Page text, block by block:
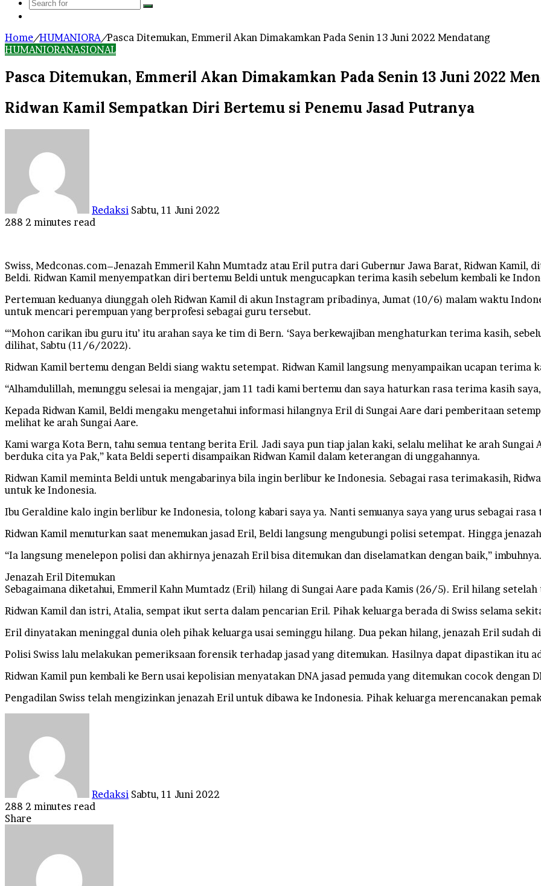
Search
Home/HUMANIORA/Pasca Ditemukan, Emmeril Akan Dimakamkan Pada Senin 13 Juni 2022 Mendatang
HUMANIORANASIONAL
Pasca Ditemukan, Emmeril Akan Dimakamkan Pada Senin 13 Juni 2022
Ridwan Kamil Sempatkan Diri Bertemu si Penemu Jasad Putranya
Redaksi Sabtu, 11 Juni 2022
288 2 minutes read
Swiss, Medconas.com–Jenazah Emmeril Kahn Mumtadz atau Eril putra dari Gubernur Jawa Barat, Ridwan Kamil,
Beldi. Ridwan Kamil menyempatkan diri bertemu Beldi untuk mengucapkan terima kasih sebelum kembali ke
Pertemuan keduanya diunggah oleh Ridwan Kamil di akun Instagram pribadinya, Jumat (10/6) malam waktu
untuk mencari perempuan yang berprofesi sebagai guru tersebut.
“‘Mohon carikan ibu guru itu’ itu arahan saya ke tim di Bern. ‘Saya berkewajiban menghaturkan terima kasih,
dilihat, Sabtu (11/6/2022).
Ridwan Kamil bertemu dengan Beldi siang waktu setempat. Ridwan Kamil langsung menyampaikan ucapan terima
“Alhamdulillah, menunggu selesai ia mengajar, jam 11 tadi kami bertemu dan saya haturkan rasa terima kasih
Kepada Ridwan Kamil, Beldi mengaku mengetahui informasi hilangnya Eril di Sungai Aare dari pemberitaan
melihat ke arah Sungai Aare.
Kami warga Kota Bern, tahu semua tentang berita Eril. Jadi saya pun tiap jalan kaki, selalu melihat ke arah Sungai
berduka cita ya Pak,” kata Beldi seperti disampaikan Ridwan Kamil dalam keterangan di unggahannya.
Ridwan Kamil meminta Beldi untuk mengabarinya bila ingin berlibur ke Indonesia. Sebagai rasa terimakasih,
untuk ke Indonesia.
Ibu Geraldine kalo ingin berlibur ke Indonesia, tolong kabari saya ya. Nanti semuanya saya yang urus sebagai
Ridwan Kamil menuturkan saat menemukan jasad Eril, Beldi langsung mengubungi polisi setempat. Hingga
“Ia langsung menelepon polisi dan akhirnya jenazah Eril bisa ditemukan dan diselamatkan dengan baik,” imbuhnya.
Jenazah Eril Ditemukan
Sebagaimana diketahui, Emmeril Kahn Mumtadz (Eril) hilang di Sungai Aare pada Kamis (26/5). Eril hilang
Ridwan Kamil dan istri, Atalia, sempat ikut serta dalam pencarian Eril. Pihak keluarga berada di Swiss selama
Eril dinyatakan meninggal dunia oleh pihak keluarga usai seminggu hilang. Dua pekan hilang, jenazah Eril sudah
Polisi Swiss lalu melakukan pemeriksaan forensik terhadap jasad yang ditemukan. Hasilnya dapat dipastikan itu
Ridwan Kamil pun kembali ke Bern usai kepolisian menyatakan DNA jasad pemuda yang ditemukan cocok dengan
Pengadilan Swiss telah mengizinkan jenazah Eril untuk dibawa ke Indonesia. Pihak keluarga merencanakan
Redaksi Sabtu, 11 Juni 2022
288 2 minutes read
Facebook
Twitter
LinkedIn
Tumblr
Pinterest
Reddit
VKontakte
Odnoklassniki
Pocket
Share